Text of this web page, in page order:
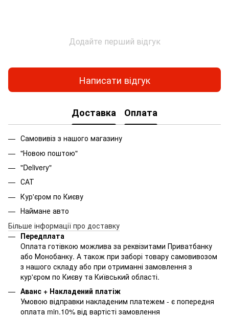
Додайте перший відгук
Написати відгук
Доставка Оплата
Самовивіз з нашого магазину
"Новою поштою"
"Delivery"
САТ
Кур'єром по Києву
Наймане авто
Більше інформації про доставку
Передплата
Оплата готівкою можлива за реквізитами Приватбанку
або Монобанку. А також при заборі товару самовивозом
з нашого складу або при отриманні замовлення з
кур'єром по Києву та Київський області.
Аванс + Накладений платіж
Умовою відправки накладеним платежем - є попередня
оплата min.10% від вартісті замовлення